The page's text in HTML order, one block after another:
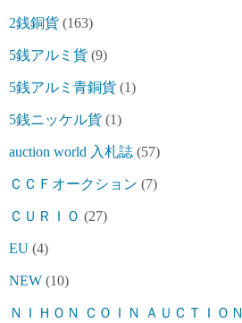
2銭銅貨 (163)
5銭アルミ貨 (9)
5銭アルミ青銅貨 (1)
5銭ニッケル貨 (1)
auction world 入札誌 (57)
ＣＣＦオークション (7)
ＣＵＲＩＯ (27)
EU (4)
NEW (10)
ＮＩＨＯＮ ＣＯＩＮ ＡＵＣＴＩＯＮ